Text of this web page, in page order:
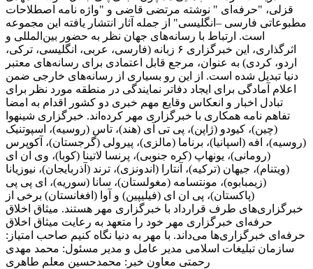
قزلی، "حرفه‌ای " نوشته مرتضی قاضی و "واژه نامه اصطلاحات
مطبوعاتی فارسی –انگلیسی" از جمله آثار انتشار یافته این مجموعه
است. ارتباط با رسانه‌های جهان نظر به حضور بین‌المللی و
اثرگذاری، این خبرگزاری ۶ زبانه (فارسی، عربی، انگلیسی، ترکی،
اردو، کردی) به عنوان، مرجع قابل اعتمادی برای رسانه‌های معتبر
دنیا تبدیل شده است. از این رو بسیاری از رسانه‌های خارجی ضمن
اعلام آمادگی برای ایجاد دفاتر نمایندگی در منطقه مورد نظر برای
تبادل اخبار و انعکاس وقایع مهم خبری دو کشور اقدام به امضا
تفاهم نامه همکاری با خبرگزاری مهر کرده‌اند. خبرگزاری شینهوا
(چین)، کیودو (ژاپن)، پی تی آی (هند)، تاس (روسیه)، اسپوتنیک
(روسیه)، افه (اسپانیا)، برناما (مالزی)، پیرولی (گرجستان)، آکوپرس
(رومانی)، یونهاپ (کره جنوبی)، پرنسا لاتینا (کوبا)، وی ان ای
(ویتنام)، جیهان (ترکیه)، آنتارا (اندونزی)، ترند (آذربایجان)، نیوزیانا
(زیمبابوه)، مونتسامه (مغولستان)، سانا (سوریه)، ای پی پی
(پاکستان)، پی ان ای (فیلیپین) و آوا (افغانستان) برخی از
خبرگزاری‌های طرف قرارداد با خبرگزاری مهر هستند. میثاق اخلاق
حرفه‌ای خبرگزاری مهر خود را متعهد به رعایت میثاق اخلاق
حرفه‌ای خبرگزاری‌ها می‌داند. با مهر به دنیا نگاه کنیم صاحب امتیاز:
سازمان تبلیغات اسلامی مدیر عامل و مدیر مسئول: محمد مهدی
رحمتی معاون خبر: محمدحسین معلم طاهری